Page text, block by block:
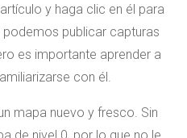
y haga clic en él para
publicar capturas
es importante aprender a
con él.
mapa nuevo y fresco. Sin